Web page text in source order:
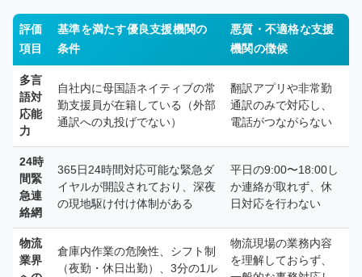
評価
項目
基準を満たす優良支援機関の
条件
悪質・不適格な支援
機関の徴候
多言
語対
応能
力
自社内に母国語ネイティブの常
勤支援員が在籍している（外部
通訳への丸投げでない）
翻訳アプリや非常勤
通訳のみで対応し、
電話がつながらない
24時
間緊
急連
絡網
365日24時間対応可能な緊急ダ
イヤルが開設されており、深夜
の現地駆け付け体制がある
平日の9:00〜18:00し
か連絡が取れず、休
日対応を行わない
物流
業界
倉庫内作業の危険性、シフト制
（夜勤・休日出勤）、3分の1ル
物流現場の業務内容
を理解しておらず、